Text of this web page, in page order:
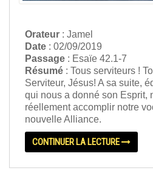
Orateur : Jamel
Date : 02/09/2019
Passage : Esaïe 42.1-7
Résumé : Tous serviteurs !
Serviteur, Jésus! A sa suite,
qui nous a donné son Esprit,
réellement accomplir notre
nouvelle Alliance.
CONTINUER LA LECTURE